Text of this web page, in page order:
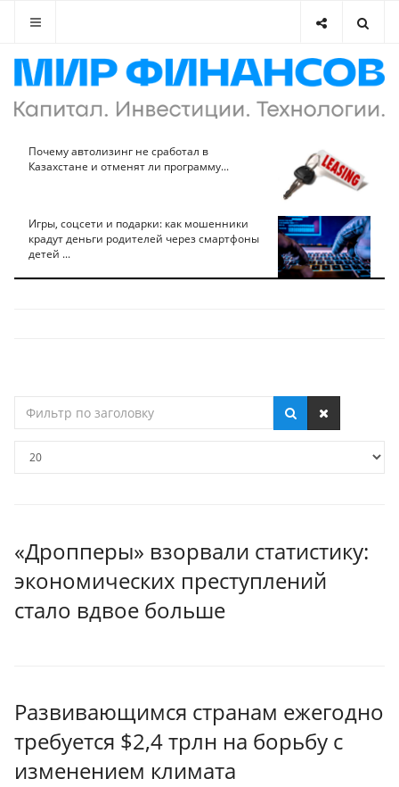
Почему автолизинг не сработал в
Казахстане и отменят ли программу...
Игры, соцсети и подарки: как мошенники
крадут деньги родителей через смартфоны
детей ...
по
«Дропперы» взорвали статистику:
экономических преступлений
стало вдвое больше
Развивающимся странам ежегодно
требуется $2,4 трлн на борьбу с
изменением климата